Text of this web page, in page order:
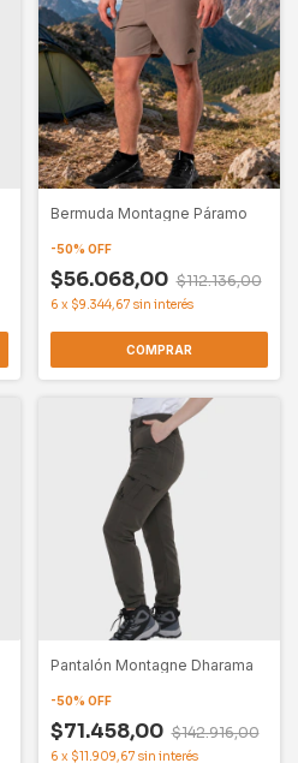
Bermuda Montagne Páramo
-50% OFF
$56.068,00 $112.136,00
6 x $9.344,67 sin interés
COMPRAR
Pantalón Montagne Dharama
-50% OFF
$71.458,00 $142.916,00
6 x $11.909,67 sin interés